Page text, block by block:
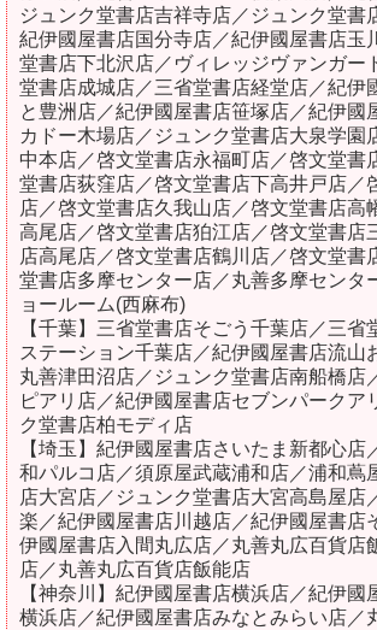
ジュンク堂書店吉祥寺店／ジュンク堂書
紀伊國屋書店国分寺店／紀伊國屋書店玉
堂書店下北沢店／ヴィレッジヴァンガー
堂書店成城店／三省堂書店経堂店／紀伊
と豊洲店／紀伊國屋書店笹塚店／紀伊國
カドー木場店／ジュンク堂書店大泉学園
中本店／啓文堂書店永福町店／啓文堂書
堂書店荻窪店／啓文堂書店下高井戸店／
店／啓文堂書店久我山店／啓文堂書店高
高尾店／啓文堂書店狛江店／啓文堂書店
店高尾店／啓文堂書店鶴川店／啓文堂書
堂書店多摩センター店／丸善多摩センタ
ョールーム(西麻布)
【千葉】三省堂書店そごう千葉店／三省
ステーション千葉店／紀伊國屋書店流山
丸善津田沼店／ジュンク堂書店南船橋店
ピアリ店／紀伊國屋書店セブンパークア
ク堂書店柏モディ店
【埼玉】紀伊國屋書店さいたま新都心店
和パルコ店／須原屋武蔵浦和店／浦和蔦
店大宮店／ジュンク堂書店大宮高島屋店
楽／紀伊國屋書店川越店／紀伊國屋書店
伊國屋書店入間丸広店／丸善丸広百貨店
店／丸善丸広百貨店飯能店
【神奈川】紀伊國屋書店横浜店／紀伊國
横浜店／紀伊國屋書店みなとみらい店／